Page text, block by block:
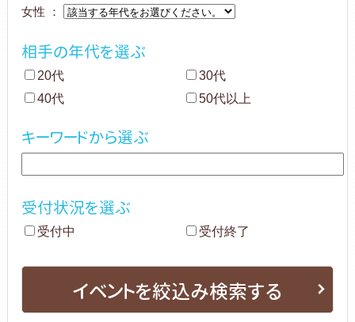
女性 ：
相手の年代を選ぶ
20代
30代
40代
50代以上
キーワードから選ぶ
受付状況を選ぶ
受付中 受付終了
イベントを絞込み検索する